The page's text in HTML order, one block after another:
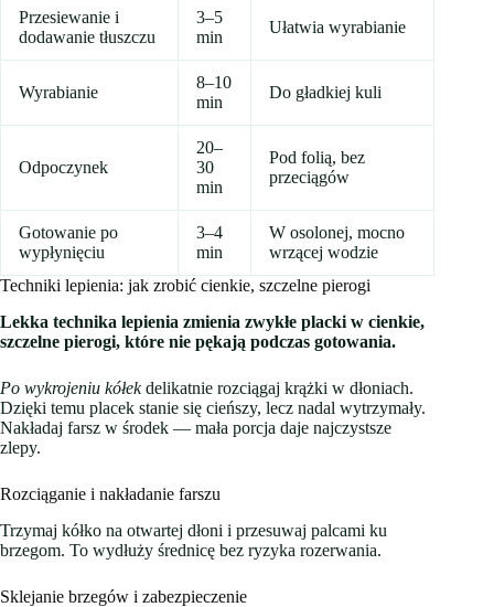
Przesiewanie i
dodawanie tłuszczu
3–5
min
Ułatwia wyrabianie
Wyrabianie
8–10
min
Do gładkiej kuli
Odpoczynek
20–
30
min
Pod folią, bez
przeciągów
Gotowanie po
wypłynięciu
3–4
min
W osolonej, mocno
wrzącej wodzie
Techniki lepienia: jak zrobić cienkie, szczelne pierogi
Lekka technika lepienia zmienia zwykłe placki w cienkie,
szczelne pierogi, które nie pękają podczas gotowania.
Po wykrojeniu kółekdelikatnie rozciągaj krążki w dłoniach.
Dzięki temu placek stanie się cieńszy, lecz nadal wytrzymały.
Nakładaj farsz w środek — mała porcja daje najczystsze
zlepy.
Rozciąganie i nakładanie farszu
Trzymaj kółko na otwartej dłoni i przesuwaj palcami ku
brzegom. To wydłuży średnicę bez ryzyka rozerwania.
Sklejanie brzegów i zabezpieczenie